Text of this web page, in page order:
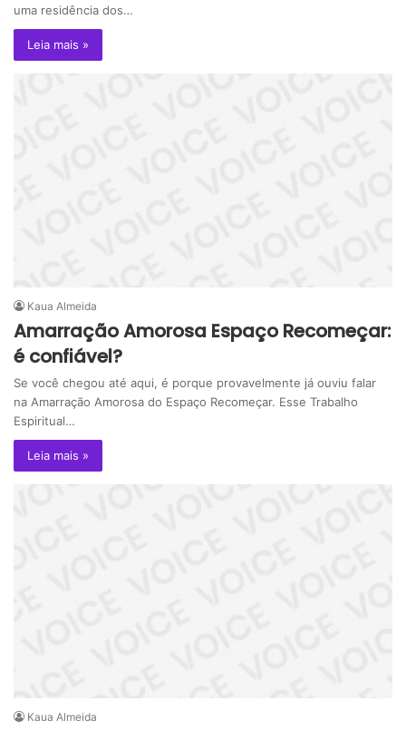
uma residência dos…
Leia mais »
Kaua Almeida
Amarração Amorosa Espaço Recomeçar:
é confiável?
Se você chegou até aqui, é porque provavelmente já ouviu falar
na Amarração Amorosa do Espaço Recomeçar. Esse Trabalho
Espiritual…
Leia mais »
Kaua Almeida